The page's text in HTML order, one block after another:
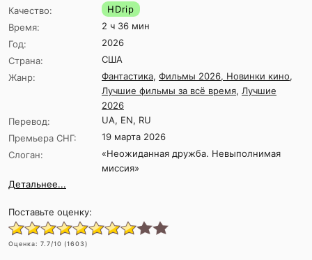
Качество:
HDrip
Время:
2 ч 36 мин
Год:
2026
Страна:
США
Жанр:
Фантастика, Фильмы 2026, Новинки кино,
Лучшие фильмы за всё время, Лучшие
2026
Перевод:
UA, EN, RU
Премьера СНГ:
19 марта 2026
Слоган:
«Неожиданная дружба. Невыполнимая
миссия»
Детальнее...
Поставьте оценку:
Оценка: 7.7/10 (1603)